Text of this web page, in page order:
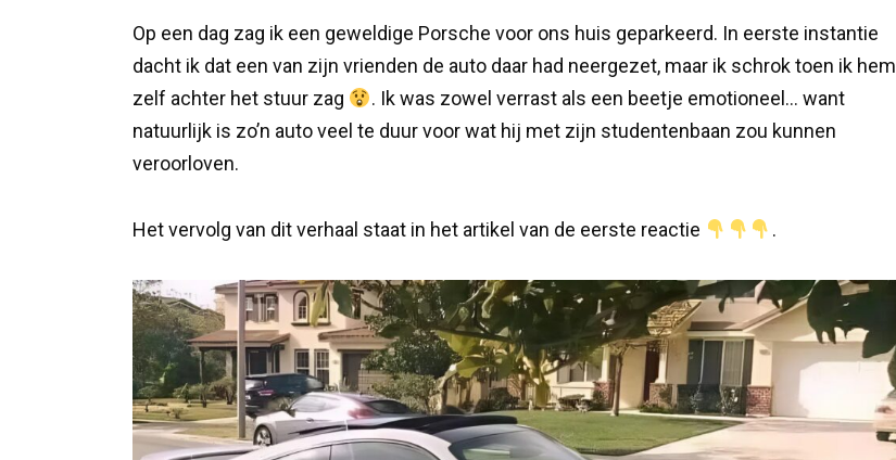
Op een dag zag ik een geweldige Porsche voor ons huis geparkeerd. In eerste instantie
dacht ik dat een van zijn vrienden de auto daar had neergezet, maar ik schrok toen ik hem
zelf achter het stuur zag
. Ik was zowel verrast als een beetje emotioneel… want
natuurlijk is zo’n auto veel te duur voor wat hij met zijn studentenbaan zou kunnen
veroorloven.
Het vervolg van dit verhaal staat in het artikel van de eerste reactie .